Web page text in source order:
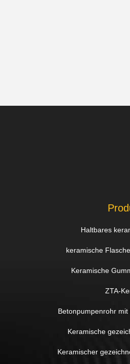
Haltbares
keramische
Keramische
ZTA-
Betonpumpenrohr
Keramische
Keramischer